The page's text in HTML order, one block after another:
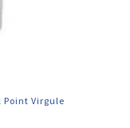
Point Virgule